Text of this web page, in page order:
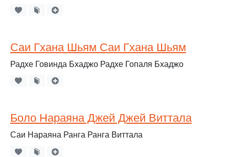
Саи Гхана Шьям Саи Гхана Шьям
Радхе Говинда Бхаджо Радхе Гопаля Бхаджо
Боло Нараяна Джей Джей Виттала
Саи Нараяна Ранга Ранга Виттала